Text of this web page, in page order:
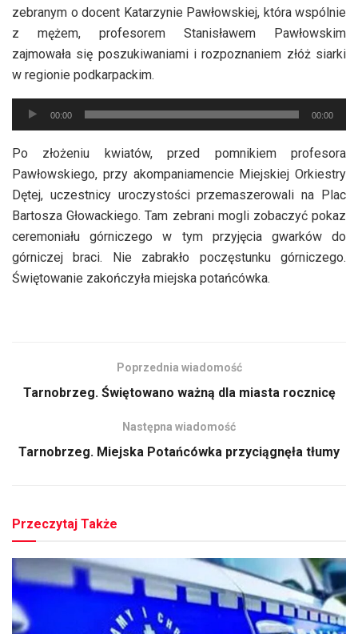
zebranym o docent Katarzynie Pawłowskiej, która wspólnie
z mężem, profesorem Stanisławem Pawłowskim
zajmowała się poszukiwaniami i rozpoznaniem złóż siarki
w regionie podkarpackim.
Odtwarzacz
plików
dźwiękowych
00:00 00:00
Po złożeniu kwiatów, przed pomnikiem profesora
Pawłowskiego, przy akompaniamencie Miejskiej Orkiestry
Dętej, uczestnicy uroczystości przemaszerowali na Plac
Bartosza Głowackiego. Tam zebrani mogli zobaczyć pokaz
ceremoniału górniczego w tym przyjęcia gwarków do
górniczej braci. Nie zabrakło poczęstunku górniczego.
Świętowanie zakończyła miejska potańcówka.
Poprzednia wiadomość
Tarnobrzeg. Świętowano ważną dla miasta rocznicę
Następna wiadomość
Tarnobrzeg. Miejska Potańcówka przyciągnęła tłumy
Przeczytaj Także